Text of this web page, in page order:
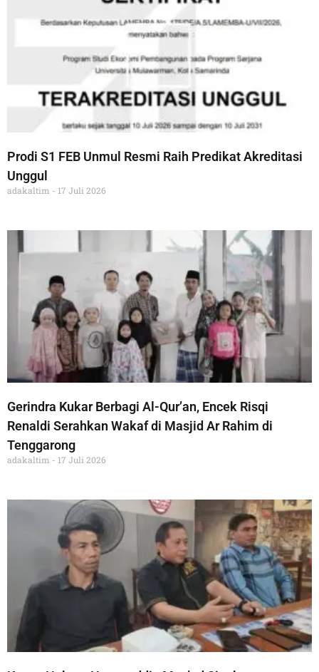
Prodi S1 FEB Unmul Resmi Raih Predikat Akreditasi
Unggul
adakaltim 17 Juli 2026
Gerindra Kukar Berbagi Al-Qur’an, Encek Risqi
Renaldi Serahkan Wakaf di Masjid Ar Rahim di
Tenggarong
adakaltim 17 Juli 2026